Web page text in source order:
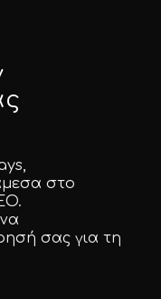
στο
σας για τη